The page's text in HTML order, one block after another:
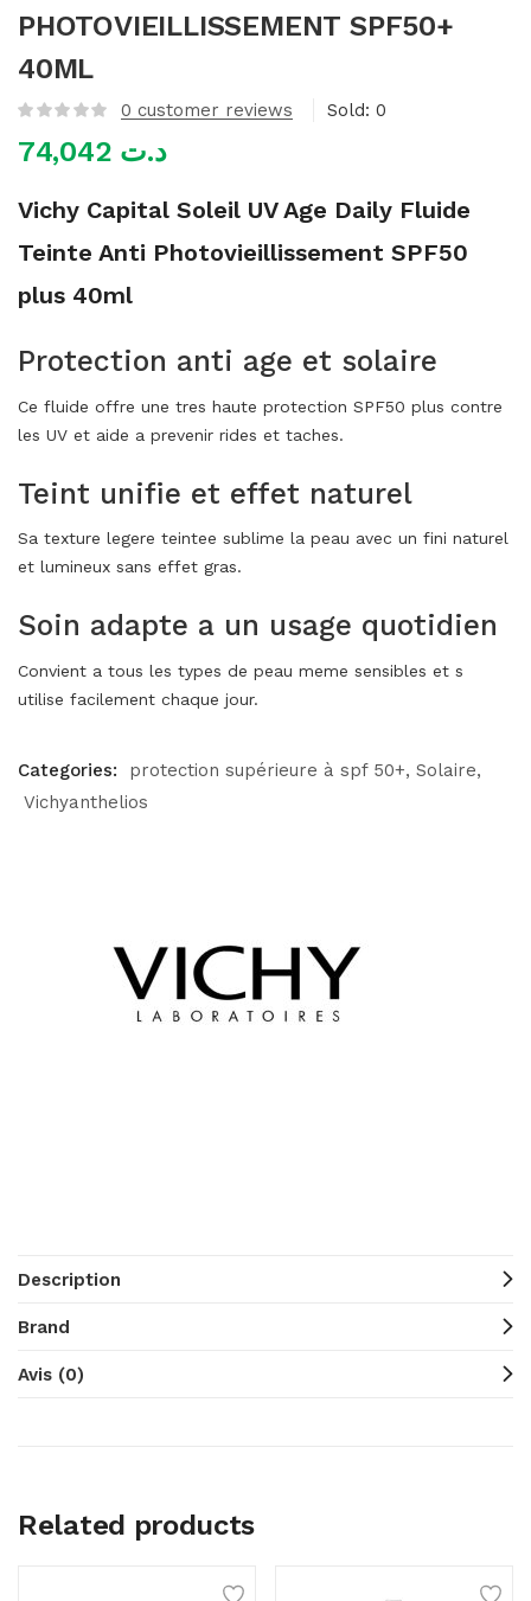
PHOTOVIEILLISSEMENT SPF50+
40ML
0 customer reviews Sold: 0
د.ت
Vichy Capital Soleil UV Age Daily Fluide
Teinte Anti Photovieillissement SPF50
plus 40ml
Protection anti age et solaire
Ce fluide offre une tres haute protection SPF50 plus contre
les UV et aide a prevenir rides et taches.
Teint unifie et effet naturel
Sa texture legere teintee sublime la peau avec un fini naturel
et lumineux sans effet gras.
Soin adapte a un usage quotidien
Convient a tous les types de peau meme sensibles et s
utilise facilement chaque jour.
Categories: protection supérieure à spf 50+ Solaire
Vichyanthelios
Description
Brand
Avis (0)
Related products